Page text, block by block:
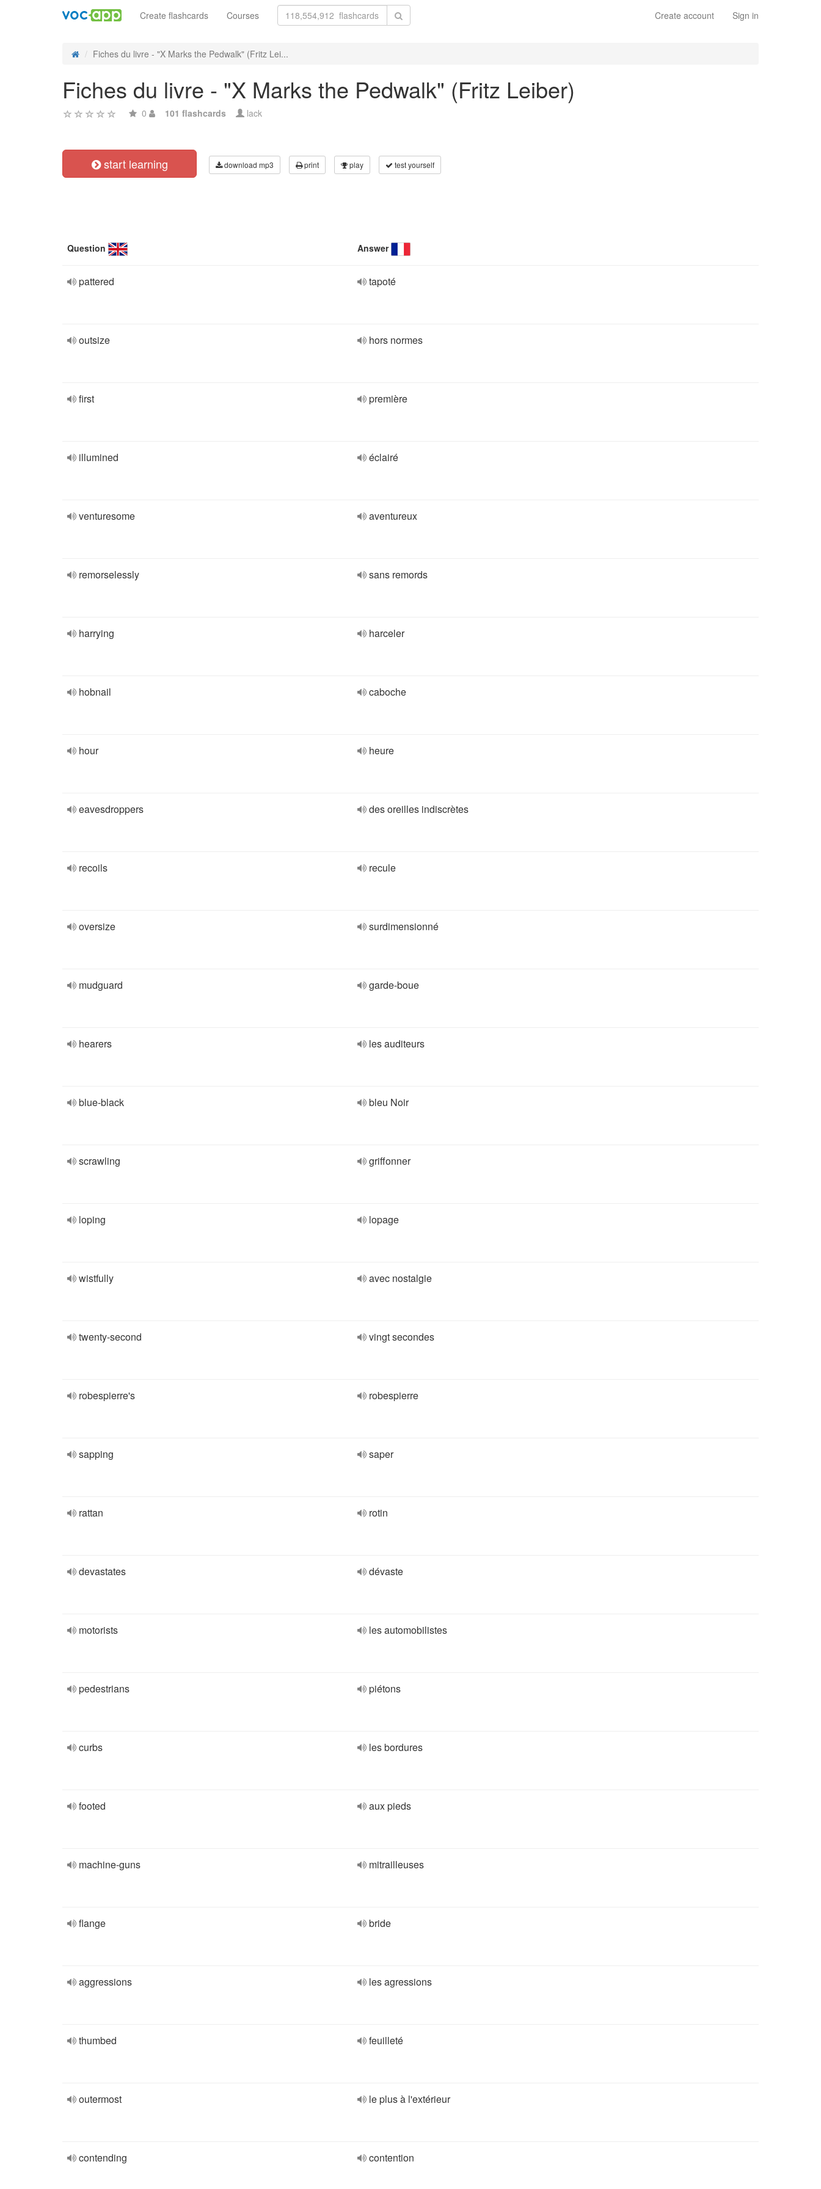
Create account Sign in
Create flashcards Courses
Fiches du livre - "X Marks the Pedwalk" (Fritz Lei...
Fiches du livre - "X Marks the Pedwalk" (Fritz Leiber)
0 101 flashcards lack
start learning download mp3 print play test yourself
Question Answer
pattered tapoté
outsize hors normes
first première
illumined éclairé
venturesome aventureux
remorselessly sans remords
harrying harceler
hobnail caboche
hour heure
eavesdroppers des oreilles indiscrètes
recoils recule
oversize surdimensionné
mudguard garde-boue
hearers les auditeurs
blue-black bleu Noir
scrawling griffonner
loping lopage
wistfully avec nostalgie
twenty-second vingt secondes
robespierre's robespierre
sapping saper
rattan rotin
devastates dévaste
motorists les automobilistes
pedestrians piétons
curbs les bordures
footed aux pieds
machine-guns mitrailleuses
flange bride
aggressions les agressions
thumbed feuilleté
outermost le plus à l'extérieur
contending contention